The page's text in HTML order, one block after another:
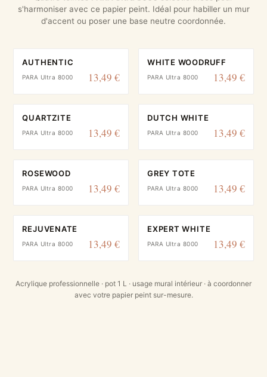
s'harmoniser avec ce papier peint. Idéal pour habiller un mur
d'accent ou poser une base neutre coordonnée.
AUTHENTIC
PARA Ultra 8000 13,49 €
WHITE WOODRUFF
PARA Ultra 8000 13,49 €
QUARTZITE
PARA Ultra 8000 13,49 €
DUTCH WHITE
PARA Ultra 8000 13,49 €
ROSEWOOD
PARA Ultra 8000 13,49 €
GREY TOTE
PARA Ultra 8000 13,49 €
REJUVENATE
PARA Ultra 8000 13,49 €
EXPERT WHITE
PARA Ultra 8000 13,49 €
Acrylique professionnelle · pot 1 L · usage mural intérieur · à coordonner
avec votre papier peint sur-mesure.